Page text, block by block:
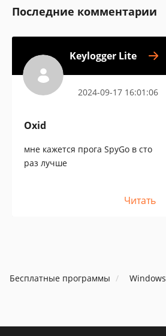
Последние комментарии
Keylogger Lite
2024-09-17 16:01:06
Oxid
мне кажется прога SpyGo в сто
раз лучше
Читать
Бесплатные программы Windows